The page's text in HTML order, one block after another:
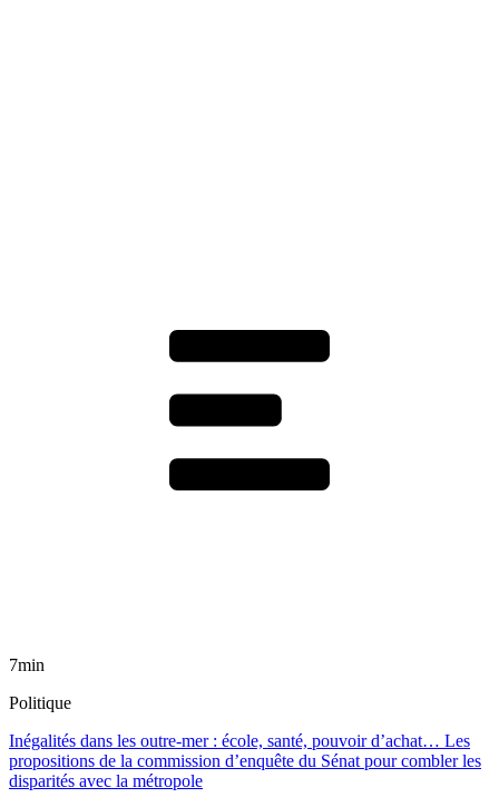
7min
Politique
Inégalités dans les outre-mer : école, santé, pouvoir d’achat… Les
propositions de la commission d’enquête du Sénat pour combler les
disparités avec la métropole